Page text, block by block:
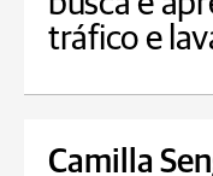
tráfico e
Camilla